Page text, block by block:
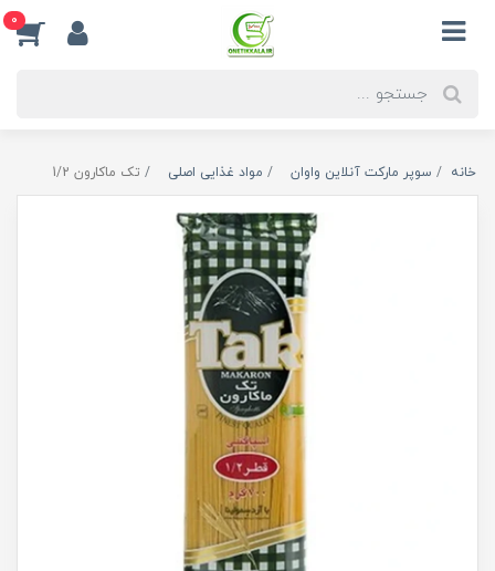
0
خانه سوپر مارکت آنلاین واوان مواد غذایی اصلی تک ماکارون 1/2